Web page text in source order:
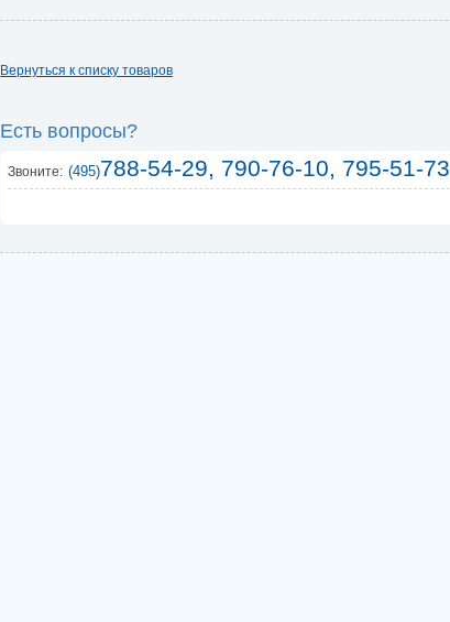
Вернуться к списку товаров
Есть вопросы?
Звоните: (495)788-54-29, 790-76-10, 795-51-73